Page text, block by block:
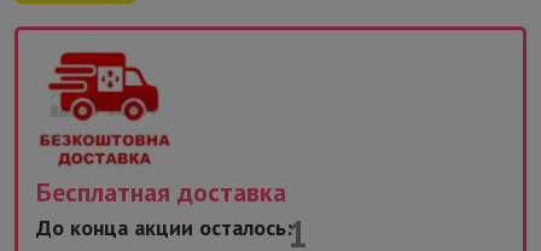
Бесплатная доставка
До конца акции осталось: